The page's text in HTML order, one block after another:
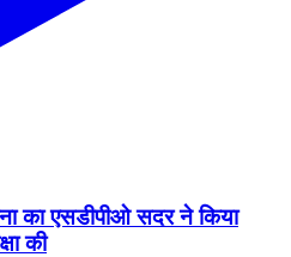
का एसडीपीओ सदर ने किया
की